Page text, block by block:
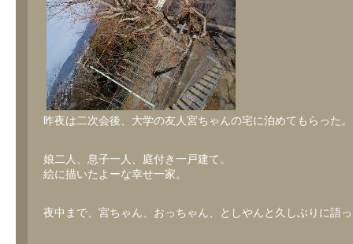
昨夜は二次会後、大学の友人宮ちゃんの宅に泊めてもらった。
娘二人、息子一人、庭付き一戸建て。
絵に描いたよーな幸せ一家。
夜中まで、宮ちゃん、おっちゃん、としやんと久しぶりに語